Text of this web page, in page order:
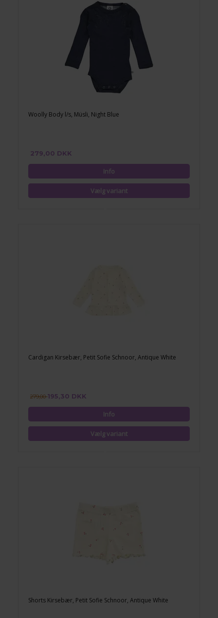
Woolly Body l/s, Müsli, Night Blue
279,00 DKK
Cardigan Kirsebær, Petit Sofie Schnoor, Antique White
279,00195,30 DKK
Shorts Kirsebær, Petit Sofie Schnoor, Antique White